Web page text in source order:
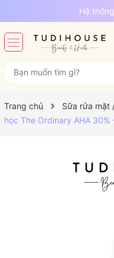
Hệ
Trang chủ Sữa rửa mặt
học The Ordinary AHA 30%